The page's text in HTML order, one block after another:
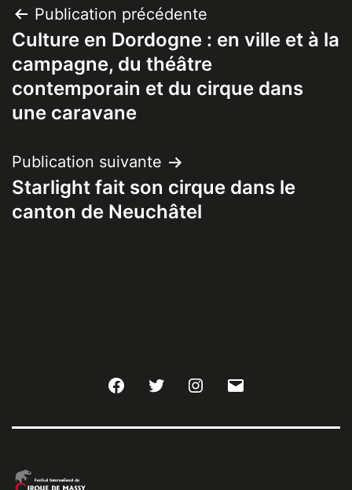
Navigation
de
l’article
Publication précédente
Culture en Dordogne : en ville et à la
campagne, du théâtre
contemporain et du cirque dans
une caravane
Publication suivante
Starlight fait son cirque dans le
canton de Neuchâtel
FacebookTwitter Instagram